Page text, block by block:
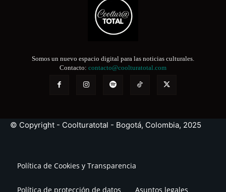
Somos un nuevo espacio digital para las noticias culturales.
Contacto: contacto@coolturatotal.com
© Copyright - Coolturatotal - Bogotá, Colombia, 2025
Política de Cookies y Transparencia
Política de protección de datos Asuntos legales